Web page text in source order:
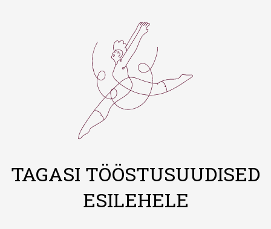
TAGASI TÖÖSTUSUUDISED
ESILEHELE